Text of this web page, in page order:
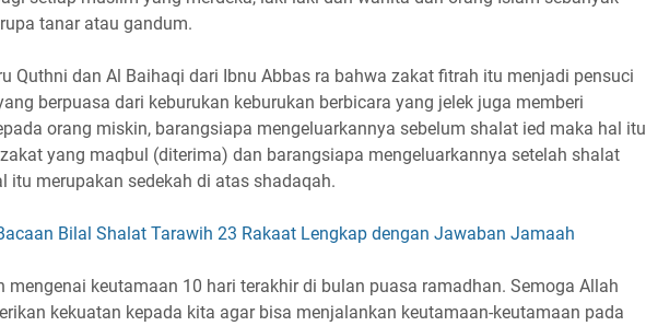
tanar atau gandum.
Quthni dan Al Baihaqi dari Ibnu Abbas ra bahwa zakat fitrah itu menjadi pensuci
berpuasa dari keburukan keburukan berbicara yang jelek juga memberi
orang miskin, barangsiapa mengeluarkannya sebelum shalat ied maka hal itu
yang maqbul (diterima) dan barangsiapa mengeluarkannya setelah shalat
itu merupakan sedekah di atas shadaqah.
Bilal Shalat Tarawih 23 Rakaat Lengkap dengan Jawaban Jamaah
mengenai keutamaan 10 hari terakhir di bulan puasa ramadhan. Semoga Allah
kekuatan kepada kita agar bisa menjalankan keutamaan-keutamaan pada